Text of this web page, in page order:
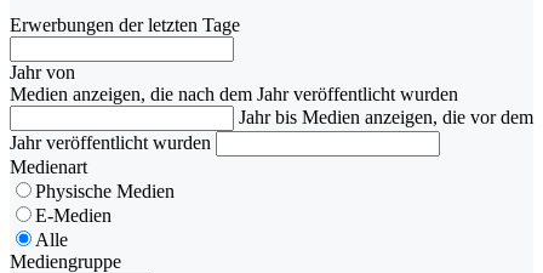
Erwerbungen der letzten Tage
Jahr von
Medien anzeigen, die nach dem Jahr veröffentlicht wurden
Jahr bis Medien anzeigen, die vor dem
Jahr veröffentlicht wurden
Medienart
Physische Medien
E-Medien
Alle
Mediengruppe